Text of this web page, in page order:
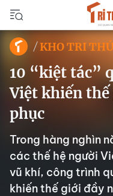
KHO TRI
10 “kiệt tác”
Việt khiến
phục
Trong hàng nghìn
các thế hệ người
vũ khí, công trình
khiến thế giới đầy